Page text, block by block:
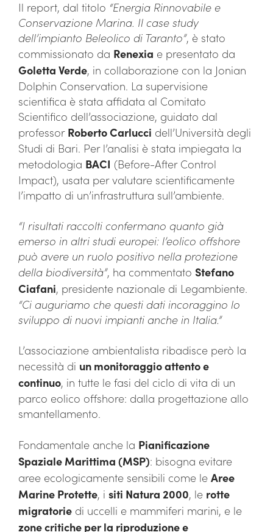
Il report, dal titolo “Energia Rinnovabile e
Conservazione Marina. Il case study
dell’impianto Beleolico di Taranto”, è stato
commissionato da Renexia e presentato da
Goletta Verde, in collaborazione con la Jonian
Dolphin Conservation. La supervisione
scientifica è stata affidata al Comitato
Scientifico dell’associazione, guidato dal
professor Roberto Carlucci dell’Università degli
Studi di Bari. Per l’analisi è stata impiegata la
metodologia BACI (Before-After Control
Impact), usata per valutare scientificamente
l’impatto di un’infrastruttura sull’ambiente.
“I risultati raccolti confermano quanto già
emerso in altri studi europei: l’eolico offshore
può avere un ruolo positivo nella protezione
della biodiversità”, ha commentato Stefano
Ciafani, presidente nazionale di Legambiente.
“Ci auguriamo che questi dati incoraggino lo
sviluppo di nuovi impianti anche in Italia.”
L’associazione ambientalista ribadisce però la
necessità di un monitoraggio attento e
continuo, in tutte le fasi del ciclo di vita di un
parco eolico offshore: dalla progettazione allo
smantellamento.
Fondamentale anche la Pianificazione
Spaziale Marittima (MSP): bisogna evitare
aree ecologicamente sensibili come le Aree
Marine Protette, i siti Natura 2000, le rotte
migratorie di uccelli e mammiferi marini, e le
zone critiche per la riproduzione e